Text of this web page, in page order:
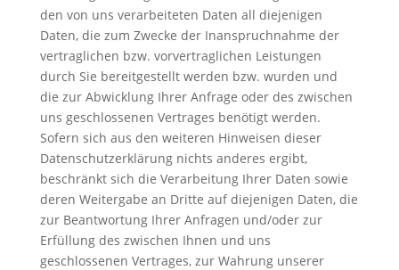
den von uns verarbeiteten Daten all diejenigen
Daten, die zum Zwecke der Inanspruchnahme der
vertraglichen bzw. vorvertraglichen Leistungen
durch Sie bereitgestellt werden bzw. wurden und
die zur Abwicklung Ihrer Anfrage oder des zwischen
uns geschlossenen Vertrages benötigt werden.
Sofern sich aus den weiteren Hinweisen dieser
Datenschutzerklärung nichts anderes ergibt,
beschränkt sich die Verarbeitung Ihrer Daten sowie
deren Weitergabe an Dritte auf diejenigen Daten, die
zur Beantwortung Ihrer Anfragen und/oder zur
Erfüllung des zwischen Ihnen und uns
geschlossenen Vertrages, zur Wahrung unserer